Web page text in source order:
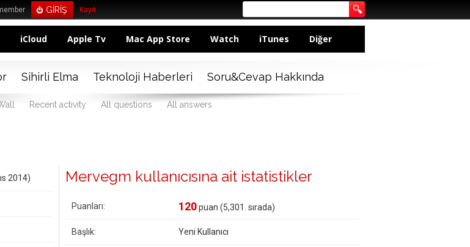
Kayıt
iCloud Apple Tv Mac App Store Watch iTunes Diğer
Sihirli Elma Teknoloji Haberleri Soru&Cevap Hakkında
Recent activity All questions All answers
2014) Mervegm kullanıcısına ait istatistikler
Puanları: 120puan (5,301 . sırada)
Başlık: Yeni Kullanıcı